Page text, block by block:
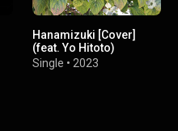
Hanamizuki [Cover]
(feat. Yo Hitoto)
Single • 2023